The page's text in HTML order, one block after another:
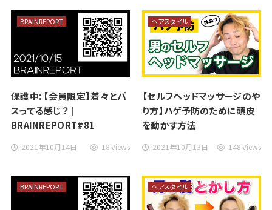
保護中: 【会員限定】着々とパ
スってる感じ？｜
BRAINREPORT#81
2021年10月14日
BRAINREPORT
18 Views
【セルフヘッドマッサージのや
り方】ハゲ予防のために頭皮
を動かす方法
2021年10月13日
ヘアスタイル
148 Views
BRAINREPORT ヘアスタイル